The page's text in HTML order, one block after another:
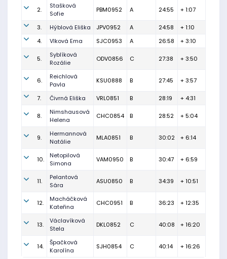
2.
Stašková
Sofie
PBM0952 A 24:55 + 1:07
3. Hýblová Eliška JPV0952 A 24:58
+ 1:10
4.
Vlková Ema SJC0953 A 26:58 + 3:10
5.
Syblíková
Rozálie
ODV0856 C 27:38 + 3:50
6.
Reichlová
Pavla
KSU0888 B 27:45 + 3:57
7. Čivrná Eliška VRL0851 B 28:19 + 4:31
8.
Nimshausová
Helena
CHC0854 B 28:52 + 5:04
9.
Hermannová
Natálie
MLA0851 B 30:02 + 6:14
10.
Netopilová
Simona
VAM0950 B 30:47 + 6:59
11.
Pelantová
Sára
ASU0850 B 34:39 + 10:51
12.
Macháčková
Kateřina
CHC0951 B 36:23 + 12:35
13.
Václavíková
Stela
DKL0852 C 40:08 + 16:20
14.
Špačková
Karolína
SJH0854 C 40:14 + 16:26